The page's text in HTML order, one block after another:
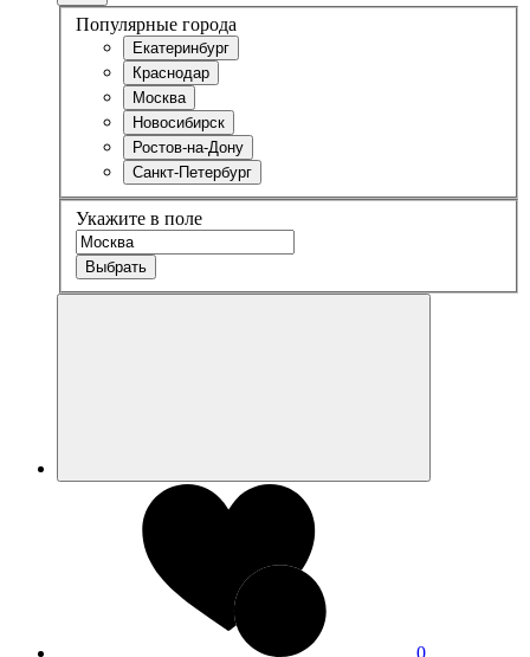
Популярные города
Екатеринбург
Краснодар
Москва
Новосибирск
Ростов-на-Дону
Санкт-Петербург
Укажите в поле
Выбрать
0